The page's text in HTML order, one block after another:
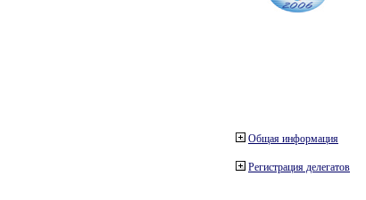
Общая информация
Регистрация делегатов